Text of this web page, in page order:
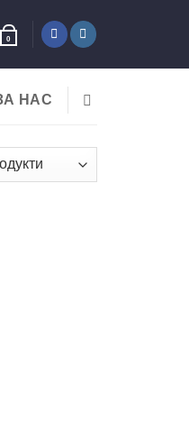
0
НАС